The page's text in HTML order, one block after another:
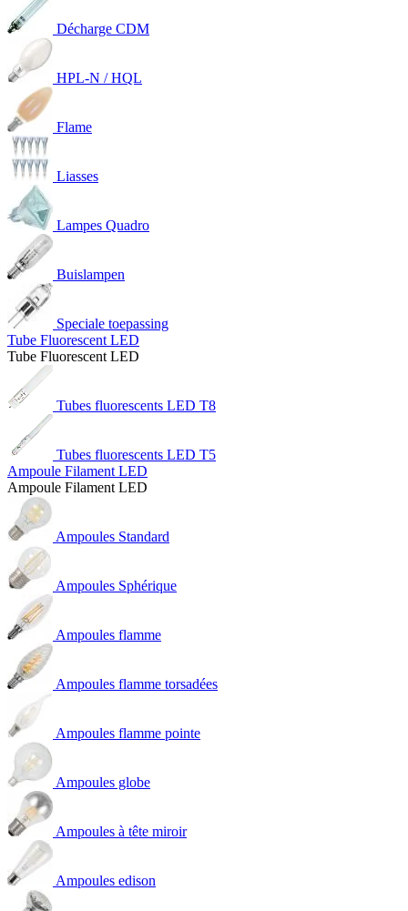
Décharge CDM
HPL-N / HQL
Flame
Liasses
Lampes Quadro
Buislampen
Speciale toepassing
Tube Fluorescent LED
Tube Fluorescent LED
Tubes fluorescents LED T8
Tubes fluorescents LED T5
Ampoule Filament LED
Ampoule Filament LED
Ampoules Standard
Ampoules Sphérique
Ampoules flamme
Ampoules flamme torsadées
Ampoules flamme pointe
Ampoules globe
Ampoules à tête miroir
Ampoules edison